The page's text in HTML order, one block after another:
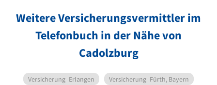
Weitere Versicherungsvermittler im
Telefonbuch in der Nähe von
Cadolzburg
Versicherung Erlangen Versicherung Fürth, Bayern